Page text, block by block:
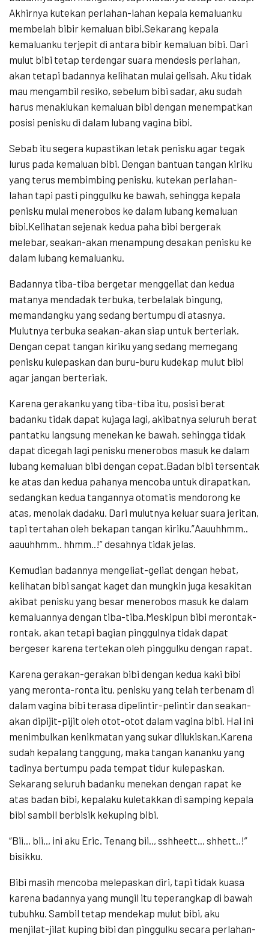
Akhirnya kutekan perlahan-lahan kepala kemaluanku
membelah bibir kemaluan bibi.Sekarang kepala
kemaluanku terjepit di antara bibir kemaluan bibi. Dari
mulut bibi tetap terdengar suara mendesis perlahan,
akan tetapi badannya kelihatan mulai gelisah. Aku tidak
mau mengambil resiko, sebelum bibi sadar, aku sudah
harus menaklukan kemaluan bibi dengan menempatkan
posisi penisku di dalam lubang vagina bibi.
Sebab itu segera kupastikan letak penisku agar tegak
lurus pada kemaluan bibi. Dengan bantuan tangan kiriku
yang terus membimbing penisku, kutekan perlahan-
lahan tapi pasti pinggulku ke bawah, sehingga kepala
penisku mulai menerobos ke dalam lubang kemaluan
bibi.Kelihatan sejenak kedua paha bibi bergerak
melebar, seakan-akan menampung desakan penisku ke
dalam lubang kemaluanku.
Badannya tiba-tiba bergetar menggeliat dan kedua
matanya mendadak terbuka, terbelalak bingung,
memandangku yang sedang bertumpu di atasnya.
Mulutnya terbuka seakan-akan siap untuk berteriak.
Dengan cepat tangan kiriku yang sedang memegang
penisku kulepaskan dan buru-buru kudekap mulut bibi
agar jangan berteriak.
Karena gerakanku yang tiba-tiba itu, posisi berat
badanku tidak dapat kujaga lagi, akibatnya seluruh berat
pantatku langsung menekan ke bawah, sehingga tidak
dapat dicegah lagi penisku menerobos masuk ke dalam
lubang kemaluan bibi dengan cepat.Badan bibi tersentak
ke atas dan kedua pahanya mencoba untuk dirapatkan,
sedangkan kedua tangannya otomatis mendorong ke
atas, menolak dadaku. Dari mulutnya keluar suara jeritan,
tapi tertahan oleh bekapan tangan kiriku.”Aauuhhmm..
aauuhhmm.. hhmm..!” desahnya tidak jelas.
Kemudian badannya mengeliat-geliat dengan hebat,
kelihatan bibi sangat kaget dan mungkin juga kesakitan
akibat penisku yang besar menerobos masuk ke dalam
kemaluannya dengan tiba-tiba.Meskipun bibi merontak-
rontak, akan tetapi bagian pinggulnya tidak dapat
bergeser karena tertekan oleh pinggulku dengan rapat.
Karena gerakan-gerakan bibi dengan kedua kaki bibi
yang meronta-ronta itu, penisku yang telah terbenam di
dalam vagina bibi terasa dipelintir-pelintir dan seakan-
akan dipijit-pijit oleh otot-otot dalam vagina bibi. Hal ini
menimbulkan kenikmatan yang sukar dilukiskan.Karena
sudah kepalang tanggung, maka tangan kananku yang
tadinya bertumpu pada tempat tidur kulepaskan.
Sekarang seluruh badanku menekan dengan rapat ke
atas badan bibi, kepalaku kuletakkan di samping kepala
bibi sambil berbisik kekuping bibi.
“Bii.., bii.., ini aku Eric. Tenang bii.., sshheett.., shhett..!”
bisikku.
Bibi masih mencoba melepaskan diri, tapi tidak kuasa
karena badannya yang mungil itu teperangkap di bawah
tubuhku. Sambil tetap mendekap mulut bibi, aku
menjilat-jilat kuping bibi dan pinggulku secara perlahan-